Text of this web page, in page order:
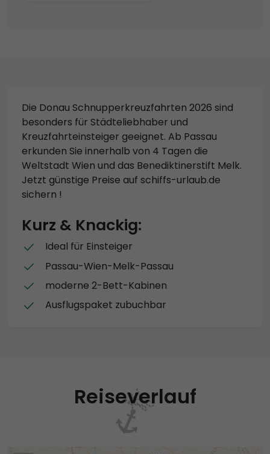
Die Donau Schnupperkreuzfahrten 2026 sind
besonders für Städteliebhaber und
Kreuzfahrteinsteiger geeignet. Ab Passau
erkunden Sie innerhalb von 4 Tagen die
Weltstadt Wien und das Benediktinerstift Melk.
Jetzt günstige Preise auf schiffs-urlaub.de
sichern !
Kurz & Knackig:
Ideal für Einsteiger
Passau-Wien-Melk-Passau
moderne 2-Bett-Kabinen
Ausflugspaket zubuchbar
Reiseverlauf